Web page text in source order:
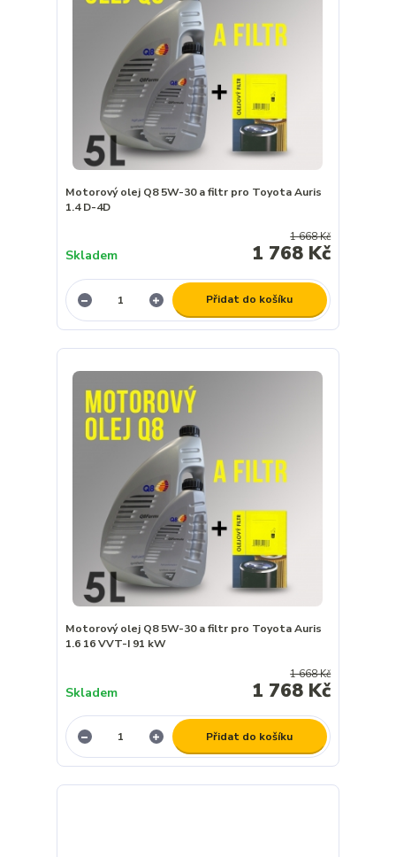
Motorový olej Q8 5W-30 a filtr pro Toyota Auris
1.4 D-4D
1 668 Kč
1 768 Kč
Skladem
Přidat do košíku
Motorový olej Q8 5W-30 a filtr pro Toyota Auris
1.6 16 VVT-I 91 kW
1 668 Kč
1 768 Kč
Skladem
Přidat do košíku